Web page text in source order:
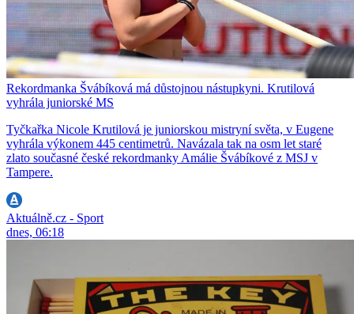
Rekordmanka Švábíková má důstojnou nástupkyni. Krutilová
vyhrála juniorské MS
Tyčkařka Nicole Krutilová je juniorskou mistryní světa, v Eugene
vyhrála výkonem 445 centimetrů. Navázala tak na osm let staré
zlato současné české rekordmanky Amálie Švábíkové z MSJ v
Tampere.
Aktuálně.cz - Sport
dnes, 06:18